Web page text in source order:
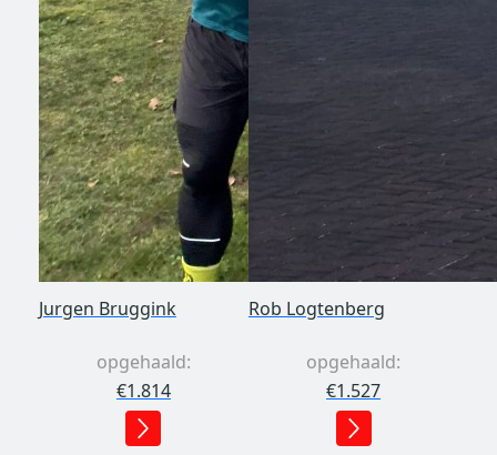
Jurgen Bruggink
opgehaald:
€1.814
Rob Logtenberg
opgehaald:
€1.527